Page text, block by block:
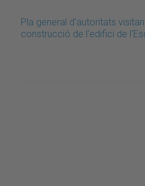
Pla general d'autoritats
construcció de l'edifici de